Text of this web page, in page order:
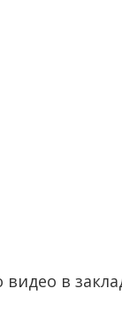
видео в